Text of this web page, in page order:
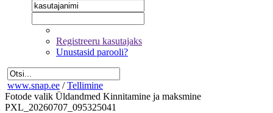
Registreeru kasutajaks
Unustasid parooli?
www.snap.ee / Tellimine
Fotode valik Üldandmed Kinnitamine ja maksmine
PXL_20260707_095325041